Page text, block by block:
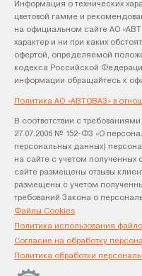
Информация о технических
цветовой гамме и
на официальном сайте АО
характер и ни при каких
офертой, определяемой
кодекса Российской
информации обращайтесь к
Политика АО «АВТОВАЗ» в
В соответствии с
27.07.2006 № 152-ФЗ «О
персональных данных)
на сайте с учетом полученных
сайте размещены отзывы
размещены с учетом
требований Закона о
Файлы Cookies
Политика использования
Согласие на обработку
Политика обработки